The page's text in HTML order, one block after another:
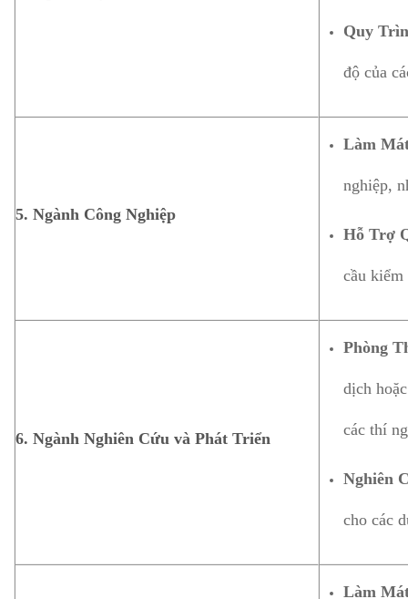
Quy
độ của
5. Ngành Công Nghiệp
Làm
nghiệp,
Hỗ Trợ
cầu
6. Ngành Nghiên Cứu và Phát Triển
Phòng
dịch
các thí
Nghiên
cho các
Làm